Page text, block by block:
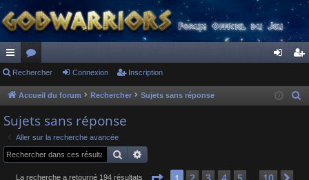
ac
co
ur
ci
s
or
u
s
ne cri
Rechercher Connexion Inscription
Accueil du forum Rechercher Sujets sans réponse
Sujets sans réponse
Aller sur la recherche avancée
Rechercher
La recherche a retourné 194 résultats Page 1sur 10
2 3 4 5 10